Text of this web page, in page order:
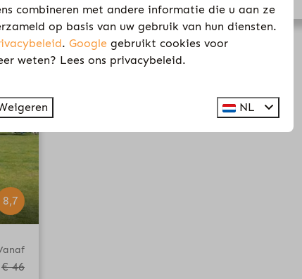
8,7
€ 46
combineren met andere informatie die u aan ze
op basis van uw gebruik van hun diensten.
. Google gebruikt cookies voor
weten? Lees ons privacybeleid.
NL